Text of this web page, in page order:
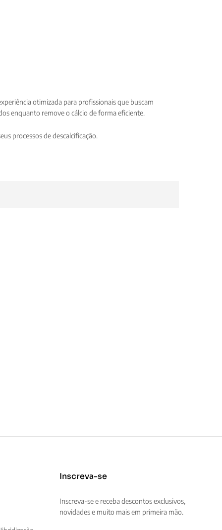
otimizada para profissionais que buscam
enquanto remove o cálcio de forma eficiente.
processos de descalcificação.
Inscreva-se
Inscreva-se e receba descontos exclusivos,
novidades e muito mais em primeira mão.